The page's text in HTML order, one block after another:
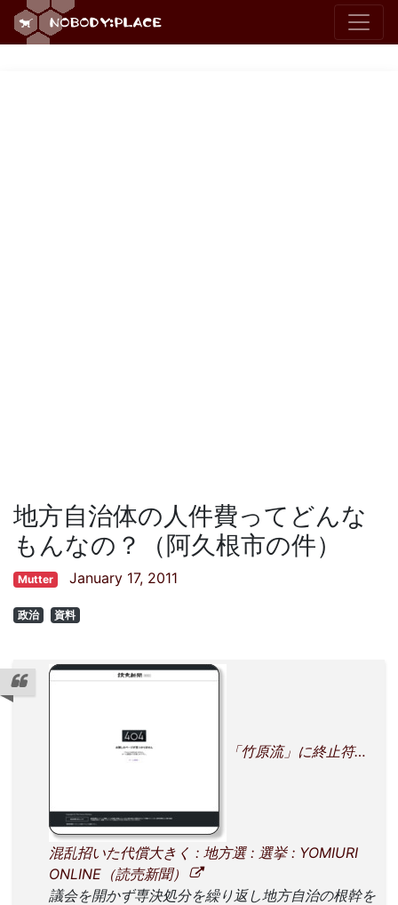
地方自治体の人件費ってどんな
もんなの？（阿久根市の件）
Mutter January 17, 2011
政治 資料
「竹原流」に終止符…
混乱招いた代償大きく : 地方選 : 選挙 : YOMIURI
ONLINE（読売新聞）
議会を開かず専決処分を繰り返し地方自治の根幹を